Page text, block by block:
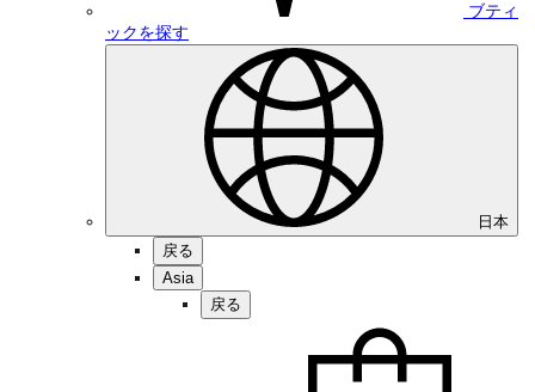
ブティ
ックを探す
日本
戻る
Asia
戻る